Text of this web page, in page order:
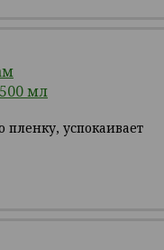
мл
успокаивает